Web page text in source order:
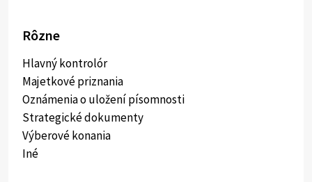
Rôzne
Hlavný kontrolór
Majetkové priznania
Oznámenia o uložení písomnosti
Strategické dokumenty
Výberové konania
Iné